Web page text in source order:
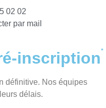
02 02
par mail
inscription*
définitive. Nos équipes
délais.